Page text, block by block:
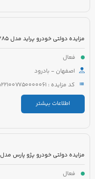
مزایده دولتی خودرو پراید مدل 1385 رنگ نقره ای
فعال
اصفهان - بادرود
کد مزایده : 5221007750000061
اطلاعات بیشتر
مزایده دولتی خودرو پژو پارس مدل 1390 رنگ سفید
فعال